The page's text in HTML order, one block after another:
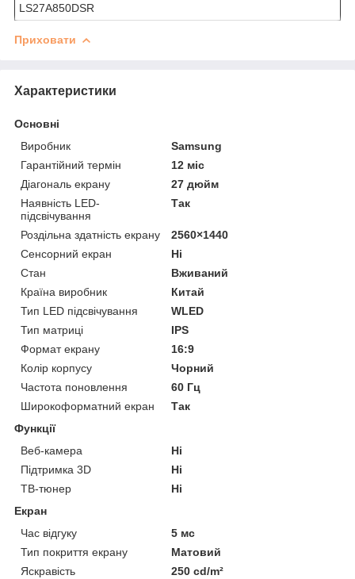
LS27A850DSR
Приховати
Характеристики
Основні
Виробник
Samsung
Гарантійний термін
12 міс
Діагональ екрану
27 дюйм
Наявність LED-
підсвічування
Так
Роздільна здатність екрану
2560×1440
Сенсорний екран
Ні
Стан
Вживаний
Країна виробник
Китай
Тип LED підсвічування
WLED
Тип матриці
IPS
Формат екрану
16:9
Колір корпусу
Чорний
Частота поновлення
60 Гц
Широкоформатний екран
Так
Функції
Веб-камера
Ні
Підтримка 3D
Ні
ТВ-тюнер
Ні
Екран
Час відгуку
5 мс
Тип покриття екрану
Матовий
Яскравість
250 cd/m²